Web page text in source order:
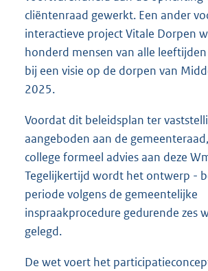
cliëntenraad gewerkt. Een ander
interactieve project Vitale Dorpen
honderd mensen van alle
bij een visie op de dorpen van
2025.
Voordat dit beleidsplan ter
aangeboden aan de
college formeel advies aan deze
Tegelijkertijd wordt het ontwerp -
periode volgens de gemeentelijke
inspraakprocedure gedurende zes
gelegd.
De wet voert het